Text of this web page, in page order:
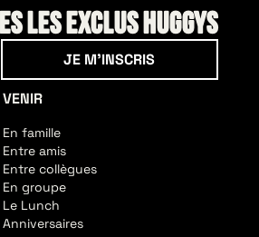
les exclus HUGGYS
JE M'INSCRIS
VENIR
En famille
Entre amis
Entre collègues
En groupe
Le Lunch
Anniversaires